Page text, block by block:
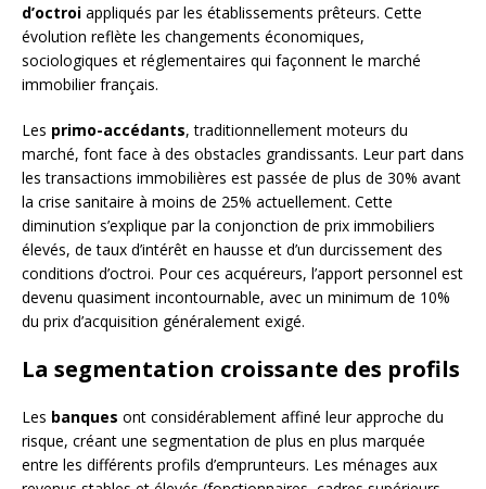
d’octroi appliqués par les établissements prêteurs. Cette
évolution reflète les changements économiques,
sociologiques et réglementaires qui façonnent le marché
immobilier français.
Les primo-accédants, traditionnellement moteurs du
marché, font face à des obstacles grandissants. Leur part dans
les transactions immobilières est passée de plus de 30% avant
la crise sanitaire à moins de 25% actuellement. Cette
diminution s’explique par la conjonction de prix immobiliers
élevés, de taux d’intérêt en hausse et d’un durcissement des
conditions d’octroi. Pour ces acquéreurs, l’apport personnel est
devenu quasiment incontournable, avec un minimum de 10%
du prix d’acquisition généralement exigé.
La segmentation croissante des profils
Les banques ont considérablement affiné leur approche du
risque, créant une segmentation de plus en plus marquée
entre les différents profils d’emprunteurs. Les ménages aux